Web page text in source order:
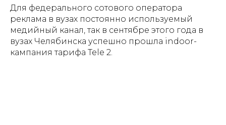
Для федерального сотового оператора
реклама в вузах постоянно используемый
медийный канал, так в сентябре этого года в
вузах Челябинска успешно прошла indoor-
кампания тарифа Tele 2.